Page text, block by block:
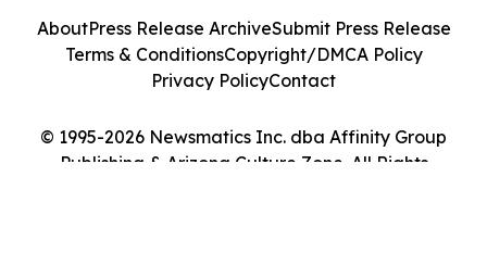
© 1995-2026 Newsmatics Inc. dba Affinity Group
Publishing & Arizona Culture Zone. All Rights
AboutPress Release ArchiveSubmit Press Release
Terms & ConditionsCopyright/DMCA Policy
Privacy PolicyContact